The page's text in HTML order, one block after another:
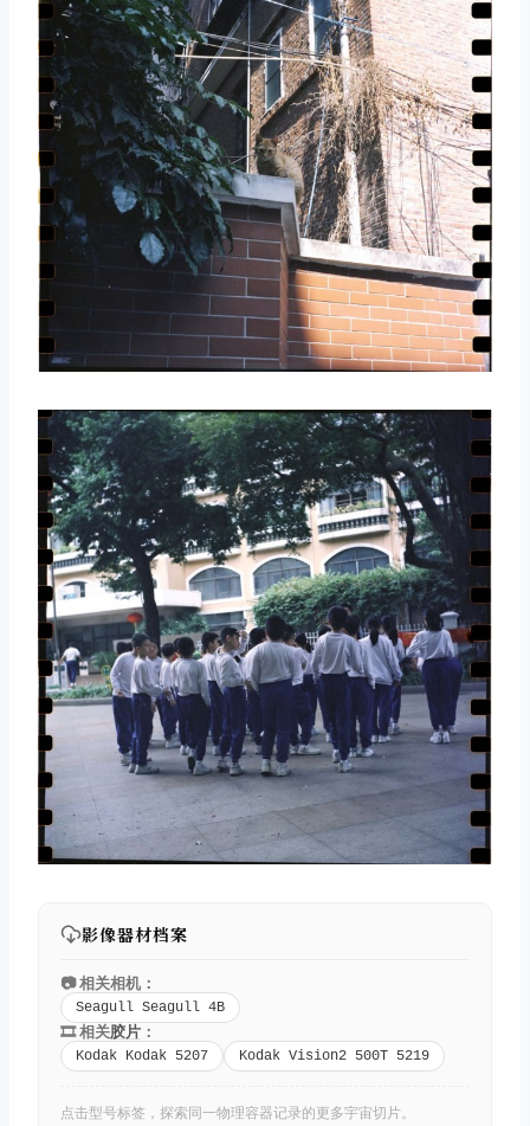
影像器材档案
📷 相关相机：
Seagull Seagull 4B
🎞️ 相关胶片 ：
Kodak Kodak 5207 Kodak Vision2 500T 5219
点击型号标签，探索同一物理容器记录的更多宇宙切片。
取消 搜索